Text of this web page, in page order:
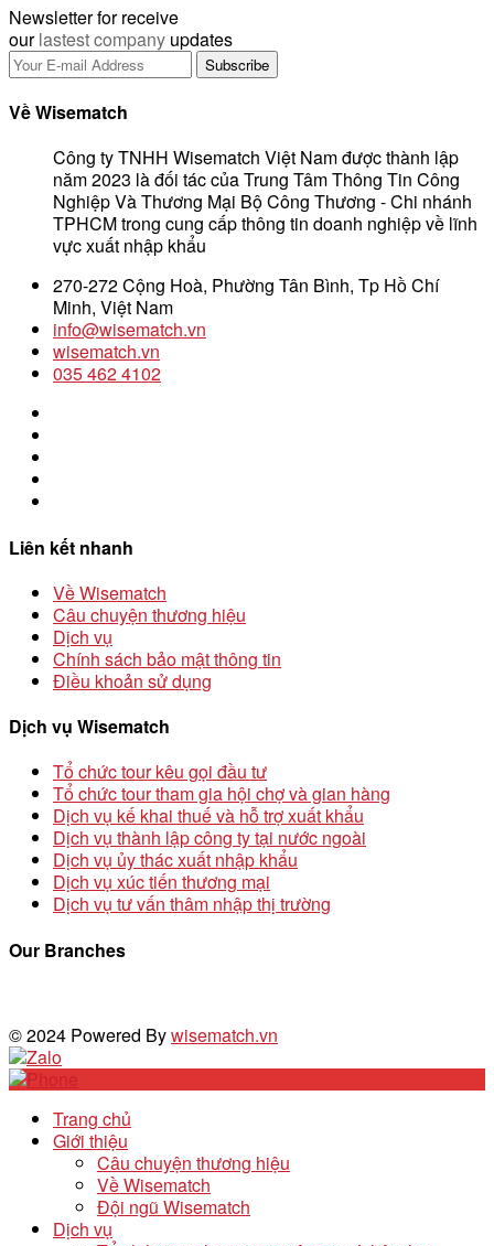
Newsletter for receive
ourlastest company updates
Về Wisematch
Công ty TNHH Wisematch Việt Nam được thành lập
năm 2023 là đối tác của Trung Tâm Thông Tin Công
Nghiệp Và Thương Mại Bộ Công Thương - Chi nhánh
TPHCM trong cung cấp thông tin doanh nghiệp về lĩnh
vực xuất nhập khẩu
270-272 Cộng Hoà, Phường Tân Bình, Tp Hồ Chí
Minh, Việt Nam
info@wisematch.vn
wisematch.vn
035 462 4102
Liên kết nhanh
Về Wisematch
Câu chuyện thương hiệu
Dịch vụ
Chính sách bảo mật thông tin
Điều khoản sử dụng
Dịch vụ Wisematch
Tổ chức tour kêu gọi đầu tư
Tổ chức tour tham gia hội chợ và gian hàng
Dịch vụ kế khai thuế và hỗ trợ xuất khẩu
Dịch vụ thành lập công ty tại nước ngoài
Dịch vụ ủy thác xuất nhập khẩu
Dịch vụ xúc tiến thương mại
Dịch vụ tư vấn thâm nhập thị trường
Our Branches
© 2024 Powered Bywisematch.vn
Trang chủ
Giới thiệu
Câu chuyện thương hiệu
Về Wisematch
Đội ngũ Wisematch
Dịch vụ